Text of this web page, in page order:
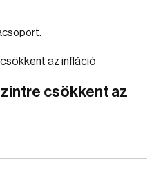
csökkent az